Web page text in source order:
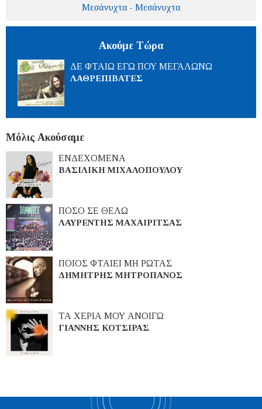
Μεσάνυχτα - Μεσάνυχτα
Ακούμε Τώρα
ΔΕ ΦΤΑΙΩ ΕΓΩ ΠΟΥ ΜΕΓΑΛΩΝΩ
ΛΑΘΡΕΠΙΒΑΤΕΣ
Μόλις Ακούσαμε
ΕΝΔΕΧΟΜΕΝΑ
ΒΑΣΙΛΙΚΗ ΜΙΧΑΛΟΠΟΥΛΟΥ
ΠΟΣΟ ΣΕ ΘΕΛΩ
ΛΑΥΡΕΝΤΗΣ ΜΑΧΑΙΡΙΤΣΑΣ
ΠΟΙΟΣ ΦΤΑΙΕΙ ΜΗ ΡΩΤΑΣ
ΔΗΜΗΤΡΗΣ ΜΗΤΡΟΠΑΝΟΣ
ΤΑ ΧΕΡΙΑ ΜΟΥ ΑΝΟΙΓΩ
ΓΙΑΝΝΗΣ ΚΟΤΣΙΡΑΣ